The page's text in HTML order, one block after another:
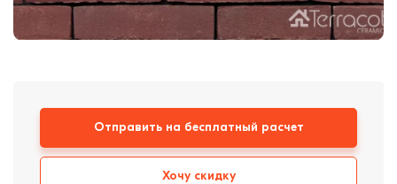
Кирпич ручной
формовки
Кровля
Строительные
смеси
Отправить на бесплатный расчет
Хочу скидку